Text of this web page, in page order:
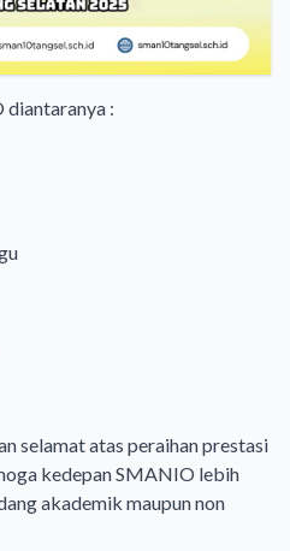
:
selamat atas peraihan prestasi
kedepan SMANIO lebih
akademik maupun non